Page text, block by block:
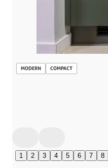
MODERN COMPACT
1 2 3 4 5 6 7 8